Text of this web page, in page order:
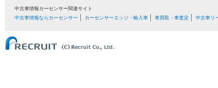
中古車情報カーセンサー関連サイト
中古車情報ならカーセンサー
カーセンサーエッジ・輸入車 車買取・車査定 中古車リ